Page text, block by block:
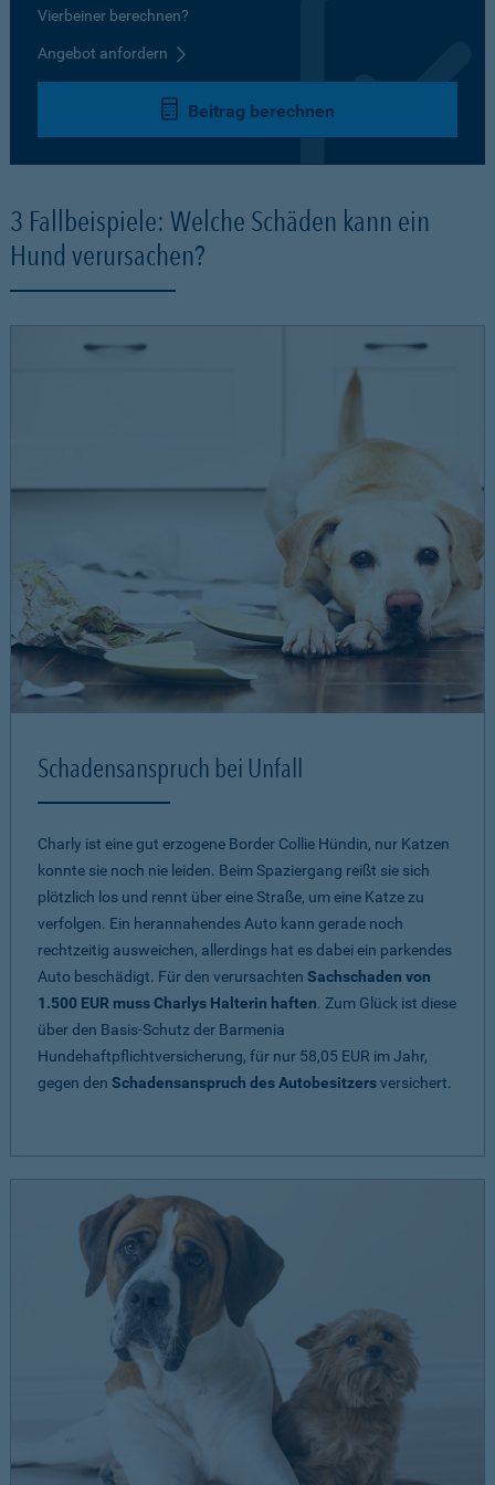
Vierbeiner berechnen?
Angebot anfordern
Beitrag berechnen
3 Fallbeispiele: Welche Schäden kann ein
Hund verursachen?
Schadensanspruch bei Unfall
Charly ist eine gut erzogene Border Collie Hündin, nur Katzen
konnte sie noch nie leiden. Beim Spaziergang reißt sie sich
plötzlich los und rennt über eine Straße, um eine Katze zu
verfolgen. Ein herannahendes Auto kann gerade noch
rechtzeitig ausweichen, allerdings hat es dabei ein parkendes
Auto beschädigt. Für den verursachten Sachschaden von
1.500 EUR muss Charlys Halterin haften. Zum Glück ist diese
über den Basis-Schutz der Barmenia
Hundehaftpflichtversicherung, für nur 58,05 EUR im Jahr,
gegen den Schadensanspruch des Autobesitzersversichert.